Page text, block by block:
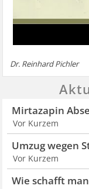
Dr. Reinhard Pichler
Mirtazapin
Vor Kurzem
Umzug wegen
Vor Kurzem
Wie schafft